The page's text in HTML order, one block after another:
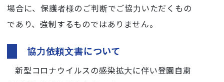
場合に、保護者様のご判断でご協力いただくもの
であり、強制するものではありません。
協力依頼文書について
新型コロナウイルスの感染拡大に伴い登園自粛